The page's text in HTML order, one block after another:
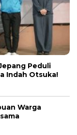
Peduli
Indah Otsuka!
Warga